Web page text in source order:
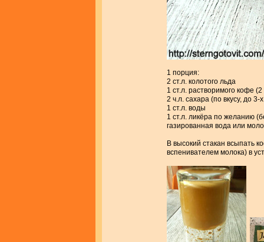
1 порция:
2 ст.л. колотого льда
1 ст.л. растворимого кофе (2
2 ч.л. сахара (по вкусу, до 3-
1 ст.л. воды
1 ст.л. ликёра по желанию
газированная вода или
В высокий стакан всыпать
вспенивателем молока) в